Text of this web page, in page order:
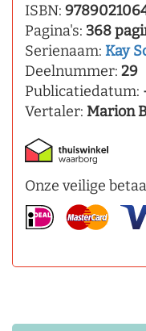
ISBN:
Pagina's: 368
Serienaam: Kay
Deelnummer: 29
Publicatiedatum:
Vertaler: Marion
Onze veilige